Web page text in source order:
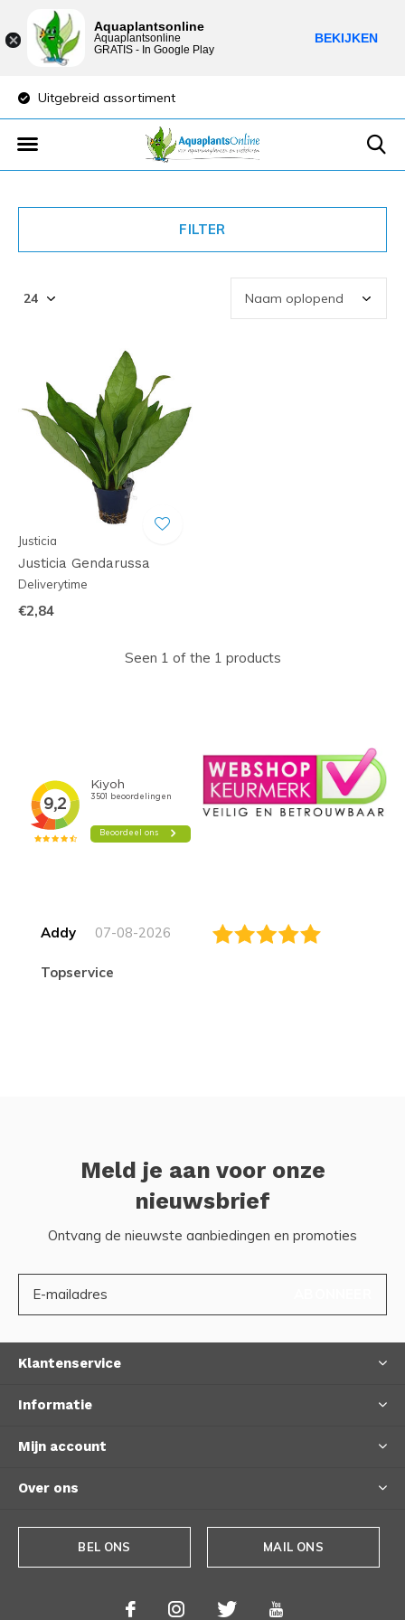
Uitgebreid assortiment
FILTER
Justicia
Justicia Gendarussa
Deliverytime
€2,84
Seen 1 of the 1 products
Addy 07-08-2026
topservice
Meld je aan voor onze
nieuwsbrief
Ontvang de nieuwste aanbiedingen en promoties
Klantenservice
Informatie
Mijn account
Over ons
BEL ONS MAIL ONS
Aquaplantsonline
Aquaplantsonline
GRATIS - In Google Play
BEKIJKEN